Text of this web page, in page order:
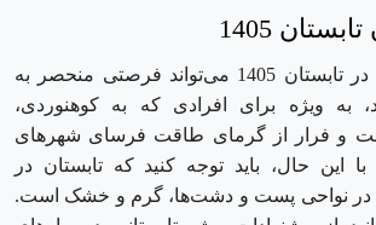
1405
سفر به تاجیکستان در تابستان 1405 می‌تواند فرصتی منحصر به
به ویژه برای افرادی که به کوهنوردی،
و فرار از گرمای طاقت ‌فرسای شهرهای
این حال، باید توجه کنید که تابستان در
در نواحی پست و دشت‌ها، گرم و خشک است.